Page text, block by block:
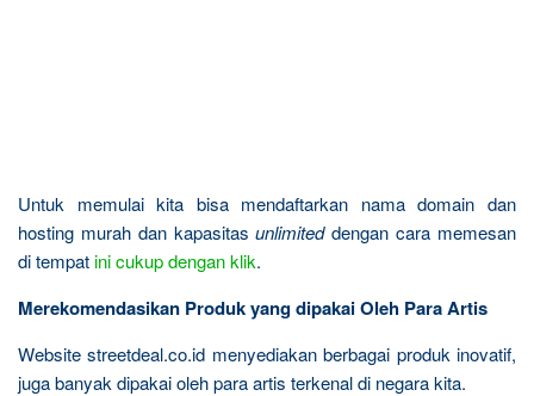
Untuk memulai kita bisa mendaftarkan nama domain dan
hosting murah dan kapasitasunlimiteddengan cara memesan
di tempatini cukup dengan klik.
Merekomendasikan Produk yang dipakai Oleh Para Artis
Website streetdeal.co.id menyediakan berbagai produk inovatif,
juga banyak dipakai oleh para artis terkenal di negara kita.